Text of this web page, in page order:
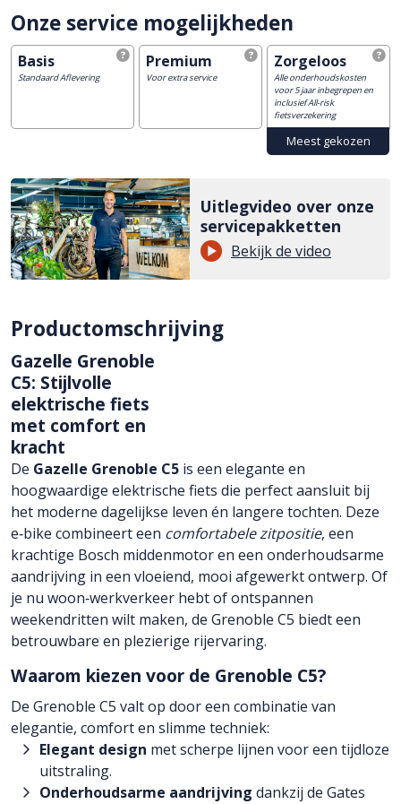
Onze service mogelijkheden
Basis
Standaard Aflevering
Premium
Voor extra service
Zorgeloos
Alle onderhoudskosten
voor 5 jaar inbegrepen en
inclusief All-risk
fietsverzekering
Uitlegvideo over onze
servicepakketten
Bekijk de video
Productomschrijving
Gazelle Grenoble
C5: Stijlvolle
elektrische fiets
met comfort en
kracht
De Gazelle Grenoble C5 is een elegante en
hoogwaardige elektrische fiets die perfect aansluit bij
het moderne dagelijkse leven én langere tochten. Deze
e‑bike combineert een comfortabele zitpositie, een
krachtige Bosch middenmotor en een onderhoudsarme
aandrijving in een vloeiend, mooi afgewerkt ontwerp. Of
je nu woon‑werkverkeer hebt of ontspannen
weekendritten wilt maken, de Grenoble C5 biedt een
betrouwbare en plezierige rijervaring.
Waarom kiezen voor de Grenoble C5?
De Grenoble C5 valt op door een combinatie van
elegantie, comfort en slimme techniek:
Elegant design met scherpe lijnen voor een tijdloze
uitstraling.
Onderhoudsarme aandrijving dankzij de Gates